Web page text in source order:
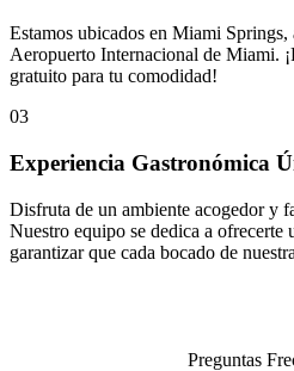
Estamos ubicados en Miami
Aeropuerto Internacional de Miami.
gratuito para tu comodidad!
03
Experiencia Gastronómica
Disfruta de un ambiente acogedor y
Nuestro equipo se dedica a ofrecerte
garantizar que cada bocado de
Preguntas